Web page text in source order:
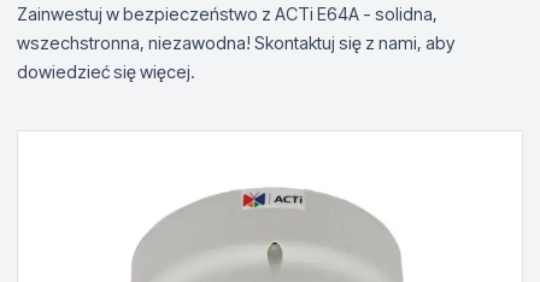
Zainwestuj w bezpieczeństwo z ACTi E64A - solidna,
wszechstronna, niezawodna! Skontaktuj się z nami, aby
dowiedzieć się więcej.